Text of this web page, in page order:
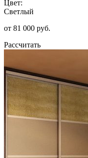
Цвет:
Светлый
от 81 000 руб.
Рассчитать